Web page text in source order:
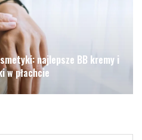
najlepsze BB kremy i
w płachcie